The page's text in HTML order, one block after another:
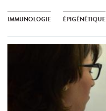
IMMUNOLOGIE ÉPIGÉNÉTIQUE